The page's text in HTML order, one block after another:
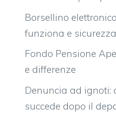
Borsellino
funziona e sicurezza
Fondo Pensione
e differenze
Denuncia ad ignoti:
succede dopo il